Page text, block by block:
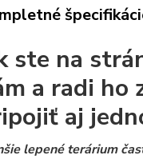
ste na
a radi ho
aj
lepené terárium